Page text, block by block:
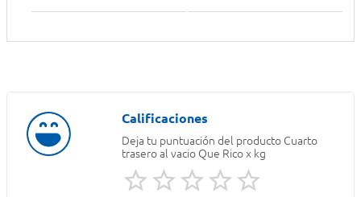
Deja tu puntuación del producto Cuarto
trasero al vacio Que Rico x kg